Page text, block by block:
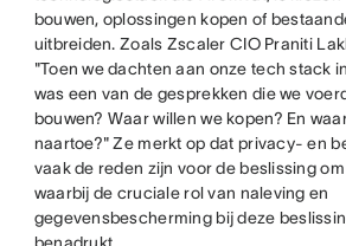
bouwen, oplossingen kopen of
uitbreiden. Zoals Zscaler CIO Praniti
"Toen we dachten aan onze tech stack
was een van de gesprekken die we
bouwen? Waar willen we kopen? En
naartoe?" Ze merkt op dat privacy- en
vaak de reden zijn voor de beslissing
waarbij de cruciale rol van naleving en
gegevensbescherming bij deze